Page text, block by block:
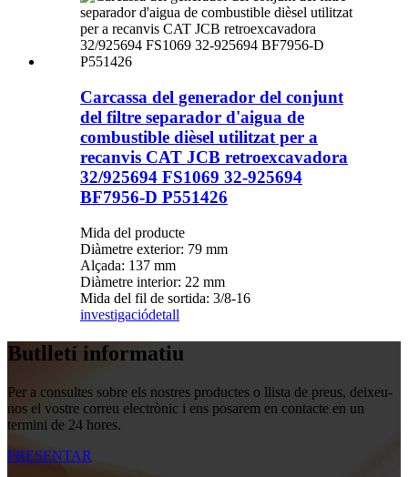
Carcassa del generador del conjunt
del filtre separador d'aigua de
combustible dièsel utilitzat per a
recanvis CAT JCB retroexcavadora
32/925694 FS1069 32-925694
BF7956-D P551426
Mida del producte
Diàmetre exterior: 79 mm
Alçada: 137 mm
Diàmetre interior: 22 mm
Mida del fil de sortida: 3/8-16
investigaciódetall
Butlletí informatiu
Per a consultes sobre els nostres productes o llista de preus, deixeu-
nos el vostre correu electrònic i ens posarem en contacte en un
termini de 24 hores.
PRESENTAR